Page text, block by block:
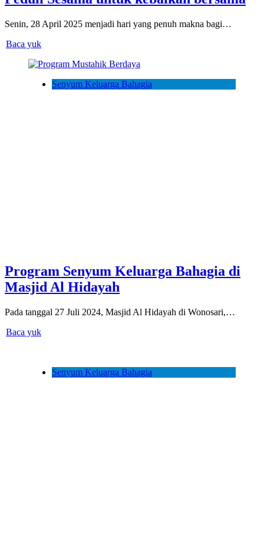
Senin, 28 April 2025 menjadi hari yang penuh makna bagi…
Baca yuk
Senyum Keluarga Bahagia
Program Senyum Keluarga Bahagia di
Masjid Al Hidayah
Pada tanggal 27 Juli 2024, Masjid Al Hidayah di Wonosari,…
Baca yuk
Senyum Keluarga Bahagia